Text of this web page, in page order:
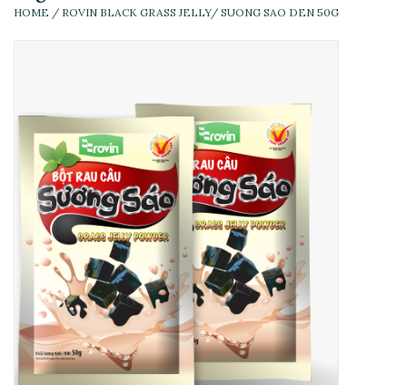
Diepvries
Maaltijden & Hapjes
HOME / ROVIN BLACK GRASS JELLY/ SUONG SAO DEN 50G